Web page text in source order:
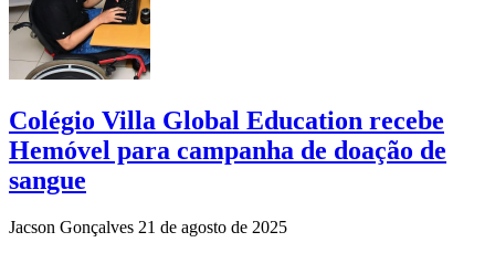
Colégio Villa Global Education recebe
Hemóvel para campanha de doação de
sangue
Jacson Gonçalves 21 de agosto de 2025